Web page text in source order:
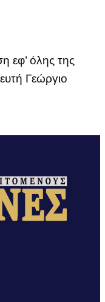
εφ’ όλης της
Γεώργιο